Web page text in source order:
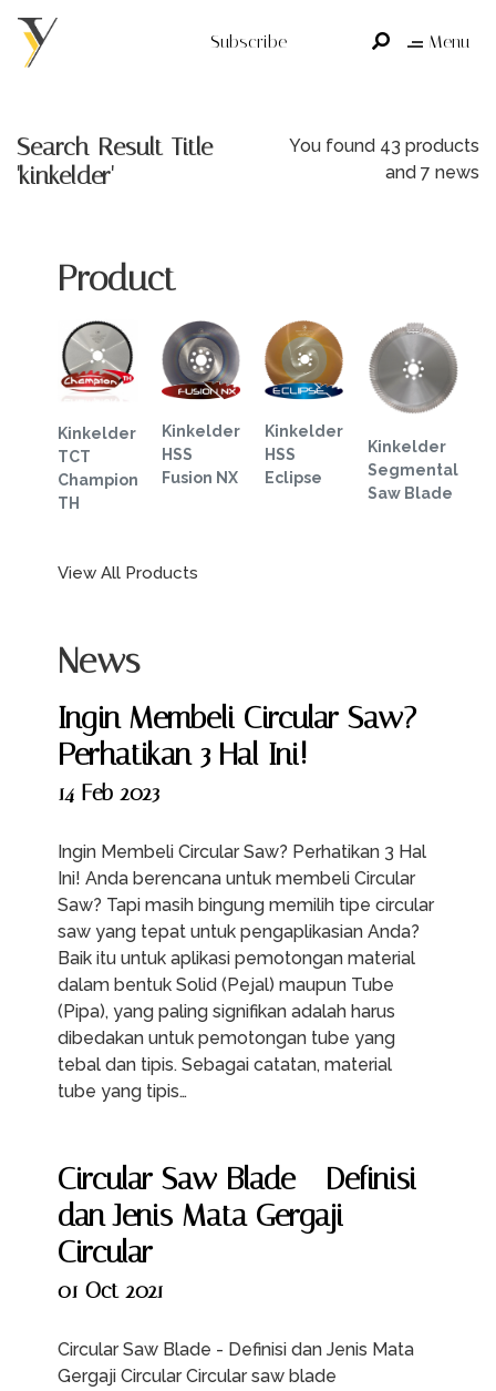
Subscribe Menu
Search Result Title
'kinkelder'
You found 43 products
and 7 news
Product
Kinkelder
TCT
Champion
TH
Kinkelder
HSS
Fusion NX
Kinkelder
HSS
Eclipse
Kinkelder
Segmental
Saw Blade
View All Products
News
Ingin Membeli Circular Saw?
Perhatikan 3 Hal Ini!
14 Feb 2023
Ingin Membeli Circular Saw? Perhatikan 3 Hal
Ini! Anda berencana untuk membeli Circular
Saw? Tapi masih bingung memilih tipe circular
saw yang tepat untuk pengaplikasian Anda?
Baik itu untuk aplikasi pemotongan material
dalam bentuk Solid (Pejal) maupun Tube
(Pipa), yang paling signifikan adalah harus
dibedakan untuk pemotongan tube yang
tebal dan tipis. Sebagai catatan, material
tube yang tipis…
Circular Saw Blade - Definisi
dan Jenis Mata Gergaji
Circular
01 Oct 2021
Circular Saw Blade - Definisi dan Jenis Mata
Gergaji Circular Circular saw blade